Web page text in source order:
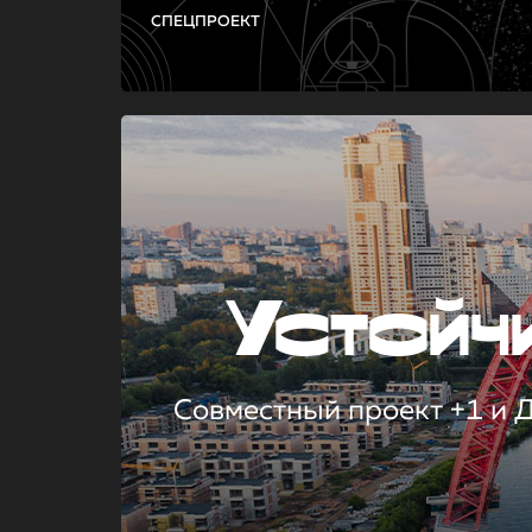
СПЕЦПРОЕКТ
Совместный проект +1 и